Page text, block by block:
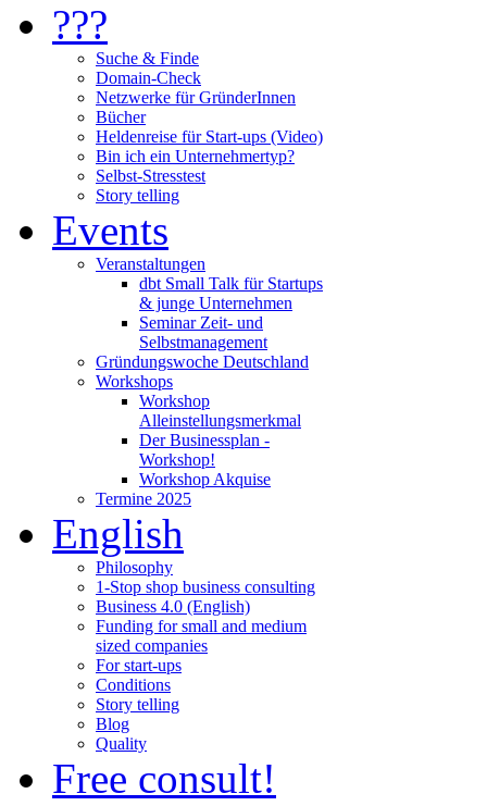
???
Suche & Finde
Domain-Check
Netzwerke für GründerInnen
Bücher
Heldenreise für Start-ups (Video)
Bin ich ein Unternehmertyp?
Selbst-Stresstest
Story telling
Events
Veranstaltungen
dbt Small Talk für Startups
& junge Unternehmen
Seminar Zeit- und
Selbstmanagement
Gründungswoche Deutschland
Workshops
Workshop
Alleinstellungsmerkmal
Der Businessplan -
Workshop!
Workshop Akquise
Termine 2025
English
Philosophy
1-Stop shop business consulting
Business 4.0 (English)
Funding for small and medium
sized companies
For start-ups
Conditions
Story telling
Blog
Quality
Free consult!